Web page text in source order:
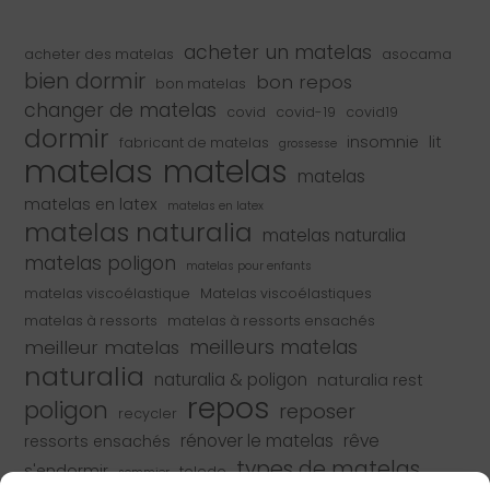
acheter des matelas acheter un matelas asocama
bien dormir bon matelas
bon repos
changer de matelas
covid covid-19 covid19
dormir fabricant de matelas grossesse insomnie lit
matelas matelas matelas
matelas en latex matelas en latex
matelas naturalia matelas naturalia
matelas poligon matelas pour enfants
matelas viscoélastique
Matelas viscoélastiques
matelas à ressorts
matelas à ressorts ensachés
meilleur matelas meilleurs matelas
naturalia naturalia & poligon naturalia rest
poligon recycler repos reposer
ressorts ensachés rénover le matelas rêve
s'endormir sommier toledo types de matelas